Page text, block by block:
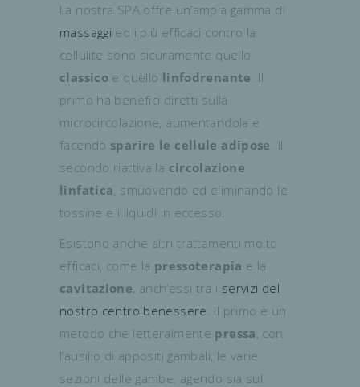
La nostra SPA offre un’ampia gamma di
massaggi ed i più efficaci contro la
cellulite sono sicuramente quello
classico e quello linfodrenante . Il
primo ha benefici diretti sulla
microcircolazione, aumentandola e
facendo sparire le cellule adipose . Il
secondo riattiva la circolazione
linfatica , smuovendo ed eliminando le
tossine e i liquidi in eccesso.
Esistono anche altri trattamenti molto
efficaci, come la pressoterapia e la
cavitazione , anch’essi tra i servizi del
nostro centro benessere . Il primo è un
metodo che letteralmente pressa , con
l’ausilio di appositi gambali, le varie
sezioni delle gambe, agendo sia sul